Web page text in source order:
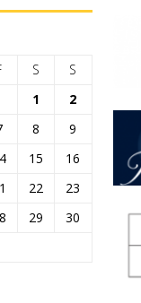
S
S
1
2
8
9
15
16
22
23
29
30